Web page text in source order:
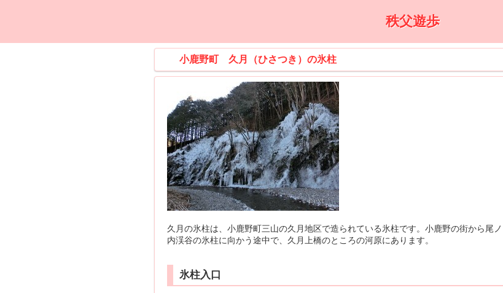
秩父遊歩
小鹿野町 久月（ひさつき）の氷柱
久月の氷柱は、小鹿野町三山の久月地区で造られている氷柱です。小鹿野の街から尾ノ
内渓谷の氷柱に向かう途中で、久月上橋のところの河原にあります。
氷柱入口